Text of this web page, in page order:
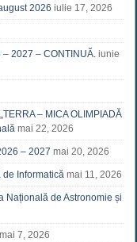
2026 iulie 17, 2026
2027 – CONTINUĂ. iunie
– MICA OLIMPIADĂ
mai 22, 2026
– 2027 mai 20, 2026
de Informatică mai 11, 2026
Națională de Astronomie și
mai 7, 2026